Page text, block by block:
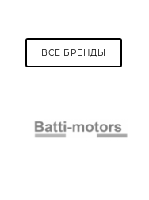
ВСЕ БРЕНДЫ